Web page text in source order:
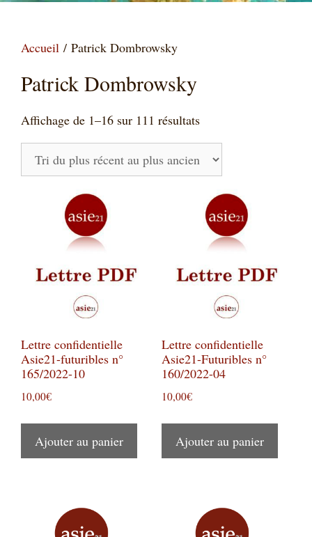
Accueil / Patrick Dombrowsky
Patrick Dombrowsky
Affichage de 1–16 sur 111 résultatsTrié
du
plus
récent
au
plus
ancien
Lettre confidentielle
Asie21-futuribles n°
165/2022-10
10,00€
Ajouter au panier
Lettre confidentielle
Asie21-Futuribles n°
160/2022-04
10,00€
Ajouter au panier